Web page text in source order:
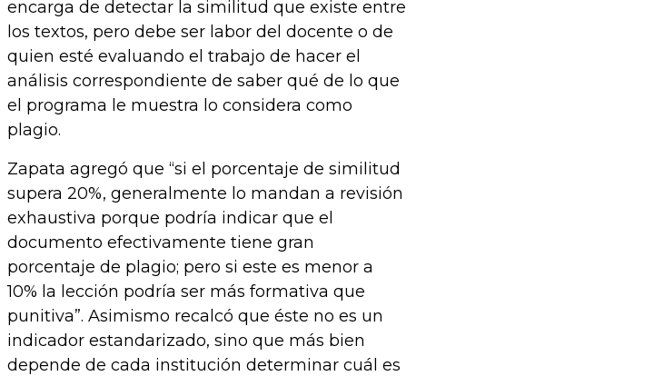
encarga de detectar la similitud que existe entre
los textos, pero debe ser labor del docente o de
quien esté evaluando el trabajo de hacer el
análisis correspondiente de saber qué de lo que
el programa le muestra lo considera como
plagio.
Zapata agregó que “si el porcentaje de similitud
supera 20%, generalmente lo mandan a revisión
exhaustiva porque podría indicar que el
documento efectivamente tiene gran
porcentaje de plagio; pero si este es menor a
10% la lección podría ser más formativa que
punitiva”. Asimismo recalcó que éste no es un
indicador estandarizado, sino que más bien
depende de cada institución determinar cuál es